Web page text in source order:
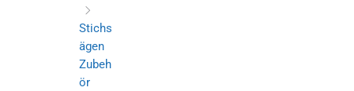
Stichs
ägen
Zubeh
ör